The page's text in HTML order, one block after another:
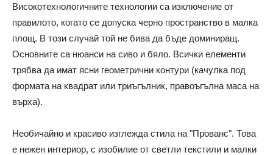
Високотехнологичните технологии са изключение от
правилото, когато се допуска черно пространство в малка
площ. В този случай той не бива да бъде доминиращ.
Основните са нюанси на сиво и бяло. Всички елементи
трябва да имат ясни геометрични контури (качулка под
формата на квадрат или триъгълник, правоъгълна маса на
върха).
Необичайно и красиво изглежда стила на "Прованс". Това
е нежен интериор, с изобилие от светли текстили и малки